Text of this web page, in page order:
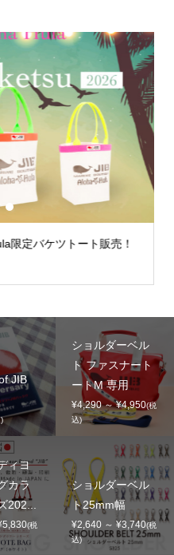
限定バケツトート販売！
3
JIB
ショルダーベル
ト ファスナート
ートM 専用
¥4,290 ～ ¥4,950(税
込)
ィヨ
カラ
202...
(税
ショルダーベル
ト25mm幅
¥2,640 ～ ¥3,740(税
込)